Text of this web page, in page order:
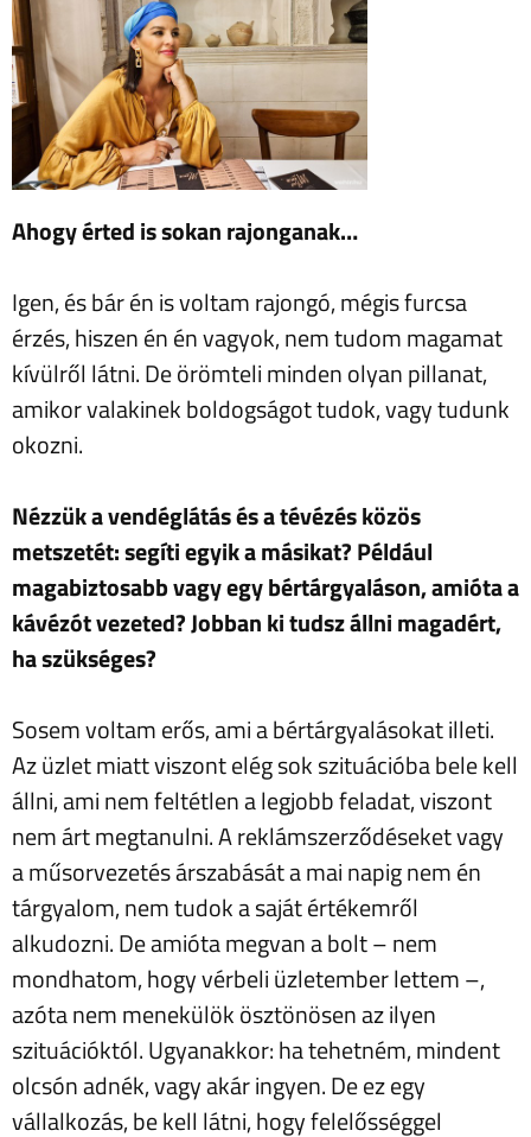
Ahogy érted is sokan rajonganak…
Igen, és bár én is voltam rajongó, mégis furcsa
érzés, hiszen én én vagyok, nem tudom magamat
kívülről látni. De örömteli minden olyan pillanat,
amikor valakinek boldogságot tudok, vagy tudunk
okozni.
Nézzük a vendéglátás és a tévézés közös
metszetét: segíti egyik a másikat? Például
magabiztosabb vagy egy bértárgyaláson, amióta a
kávézót vezeted? Jobban ki tudsz állni magadért,
ha szükséges?
Sosem voltam erős, ami a bértárgyalásokat illeti.
Az üzlet miatt viszont elég sok szituációba bele kell
állni, ami nem feltétlen a legjobb feladat, viszont
nem árt megtanulni. A reklámszerződéseket vagy
a műsorvezetés árszabását a mai napig nem én
tárgyalom, nem tudok a saját értékemről
alkudozni. De amióta megvan a bolt – nem
mondhatom, hogy vérbeli üzletember lettem –,
azóta nem menekülök ösztönösen az ilyen
szituációktól. Ugyanakkor: ha tehetném, mindent
olcsón adnék, vagy akár ingyen. De ez egy
vállalkozás, be kell látni, hogy felelősséggel